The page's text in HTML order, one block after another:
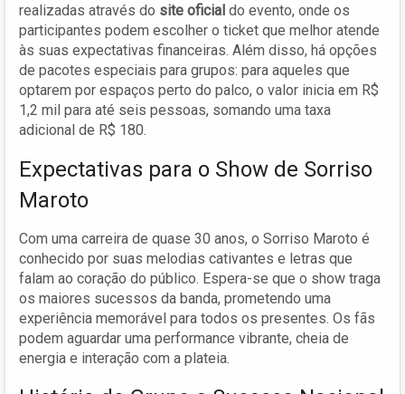
realizadas através do site oficial do evento, onde os
participantes podem escolher o ticket que melhor atende
às suas expectativas financeiras. Além disso, há opções
de pacotes especiais para grupos: para aqueles que
optarem por espaços perto do palco, o valor inicia em R$
1,2 mil para até seis pessoas, somando uma taxa
adicional de R$ 180.
Expectativas para o Show de Sorriso
Maroto
Com uma carreira de quase 30 anos, o Sorriso Maroto é
conhecido por suas melodias cativantes e letras que
falam ao coração do público. Espera-se que o show traga
os maiores sucessos da banda, prometendo uma
experiência memorável para todos os presentes. Os fãs
podem aguardar uma performance vibrante, cheia de
energia e interação com a plateia.